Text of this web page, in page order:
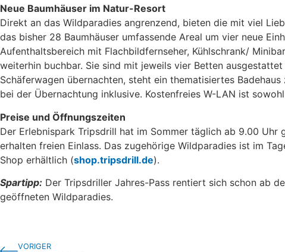
Neue Baumhäuser im Natur-Resort
Direkt an das Wildparadies angrenzend, bieten die mit viel
das bisher 28 Baumhäuser umfassende Areal um vier neue
Aufenthaltsbereich mit Flachbildfernseher, Kühlschrank/
weiterhin buchbar. Sie sind mit jeweils vier Betten
Schäferwagen übernachten, steht ein thematisiertes
bei der Übernachtung inklusive. Kostenfreies W-LAN ist
Preise und Öffnungszeiten
Der Erlebnispark Tripsdrill hat im Sommer täglich ab 9.00
erhalten freien Einlass. Das zugehörige Wildparadies ist im
Shop erhältlich (shop.tripsdrill.de).
Spartipp: Der Tripsdriller Jahres-Pass rentiert sich schon ab
geöffneten Wildparadies.
VORIGER